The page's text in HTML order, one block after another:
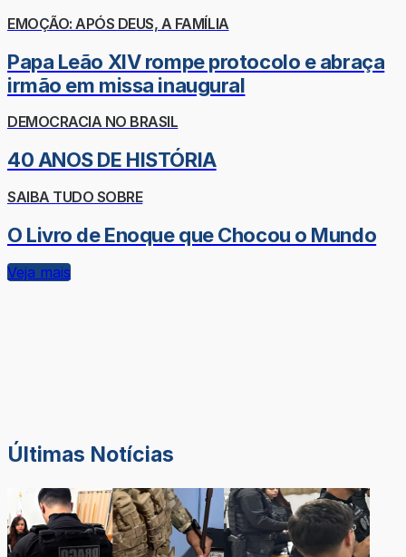
EMOÇÃO: APÓS DEUS, A FAMÍLIA
Papa Leão XIV rompe protocolo e abraça
irmão em missa inaugural
DEMOCRACIA NO BRASIL
40 ANOS DE HISTÓRIA
SAIBA TUDO SOBRE
O Livro de Enoque que Chocou o Mundo
Veja mais
Últimas Notícias